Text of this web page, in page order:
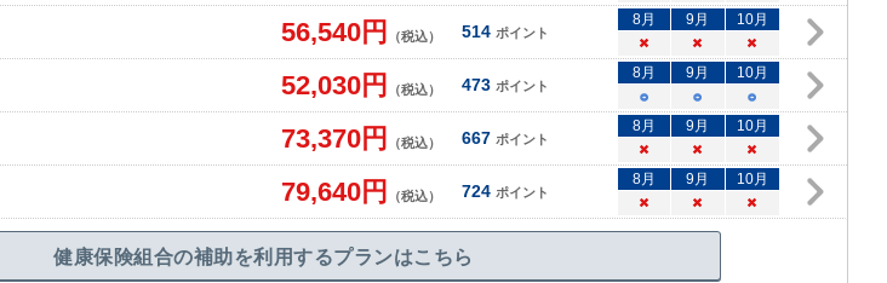
56,540円 （税込） 514 ポイント
8月 9月 10月
×
× ×
52,030円 （税込） 473 ポイント
8月 9月 10月
○
○ ○
73,370円 （税込） 667 ポイント
8月 9月 10月
×
× ×
79,640円 （税込） 724 ポイント
8月 9月 10月
×
× ×
健康保険組合の補助を利用するプランはこちら